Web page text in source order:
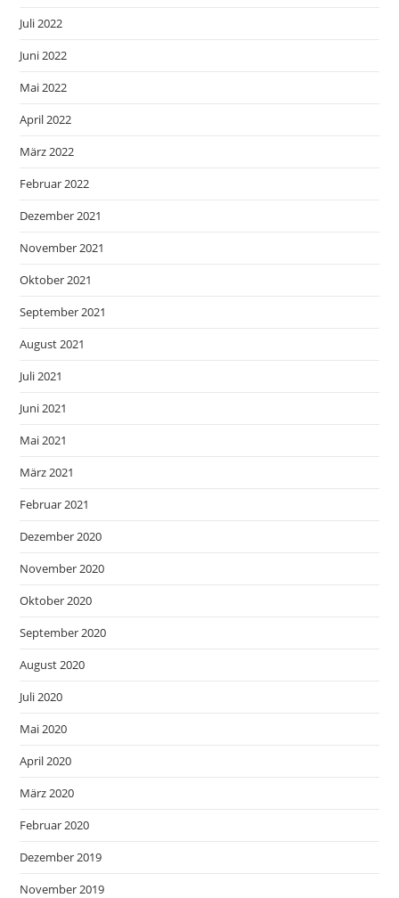
Juli 2022
Juni 2022
Mai 2022
April 2022
März 2022
Februar 2022
Dezember 2021
November 2021
Oktober 2021
September 2021
August 2021
Juli 2021
Juni 2021
Mai 2021
März 2021
Februar 2021
Dezember 2020
November 2020
Oktober 2020
September 2020
August 2020
Juli 2020
Mai 2020
April 2020
März 2020
Februar 2020
Dezember 2019
November 2019